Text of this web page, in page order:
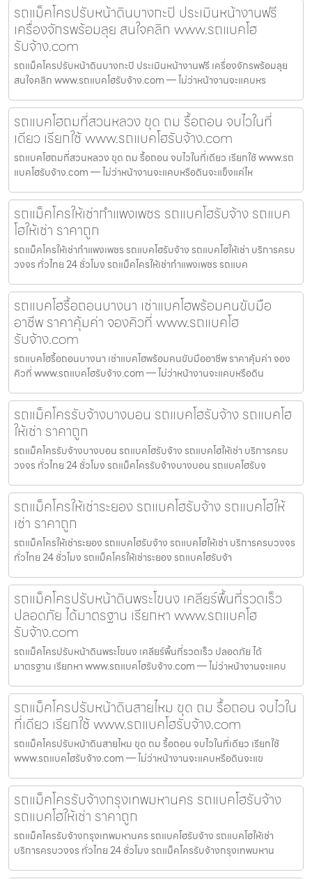
รถแม็คโครปรับหน้าดินบางกะปิ ประเมินหน้างานฟรี
เครื่องจักรพร้อมลุย สนใจคลิก www.รถแบคโฮ
รับจ้าง.com
รถแม็คโครปรับหน้าดินบางกะปิ ประเมินหน้างานฟรี เครื่องจักรพร้อมลุย
สนใจคลิก www.รถแบคโฮรับจ้าง.com — ไม่ว่าหน้างานจะแคบหร
รถแบคโฮถมที่สวนหลวง ขุด ถม รื้อถอน จบไวในที่
เดียว เรียกใช้ www.รถแบคโฮรับจ้าง.com
รถแบคโฮถมที่สวนหลวง ขุด ถม รื้อถอน จบไวในที่เดียว เรียกใช้ www.รถ
แบคโฮรับจ้าง.com — ไม่ว่าหน้างานจะแคบหรือดินจะแข็งแค่ไห
รถแม็คโครให้เช่ากำแพงเพชร รถแบคโฮรับจ้าง รถแบค
โฮให้เช่า ราคาถูก
รถแม็คโครให้เช่ากำแพงเพชร รถแบคโฮรับจ้าง รถแบคโฮให้เช่า บริการครบ
วงจร ทั่วไทย 24 ชั่วโมง รถแม็คโครให้เช่ากำแพงเพชร รถแบค
รถแบคโฮรื้อถอนบางนา เช่าแบคโฮพร้อมคนขับมือ
อาชีพ ราคาคุ้มค่า จองคิวที่ www.รถแบคโฮ
รับจ้าง.com
รถแบคโฮรื้อถอนบางนา เช่าแบคโฮพร้อมคนขับมืออาชีพ ราคาคุ้มค่า จอง
คิวที่ www.รถแบคโฮรับจ้าง.com — ไม่ว่าหน้างานจะแคบหรือดิน
รถแม็คโครรับจ้างบางบอน รถแบคโฮรับจ้าง รถแบคโฮ
ให้เช่า ราคาถูก
รถแม็คโครรับจ้างบางบอน รถแบคโฮรับจ้าง รถแบคโฮให้เช่า บริการครบ
วงจร ทั่วไทย 24 ชั่วโมง รถแม็คโครรับจ้างบางบอน รถแบคโฮรับจ
รถแม็คโครให้เช่าระยอง รถแบคโฮรับจ้าง รถแบคโฮให้
เช่า ราคาถูก
รถแม็คโครให้เช่าระยอง รถแบคโฮรับจ้าง รถแบคโฮให้เช่า บริการครบวงจร
ทั่วไทย 24 ชั่วโมง รถแม็คโครให้เช่าระยอง รถแบคโฮรับจ้า
รถแม็คโครปรับหน้าดินพระโขนง เคลียร์พื้นที่รวดเร็ว
ปลอดภัย ได้มาตรฐาน เรียกหา www.รถแบคโฮ
รับจ้าง.com
รถแม็คโครปรับหน้าดินพระโขนง เคลียร์พื้นที่รวดเร็ว ปลอดภัย ได้
มาตรฐาน เรียกหา www.รถแบคโฮรับจ้าง.com — ไม่ว่าหน้างานจะแคบ
รถแม็คโครปรับหน้าดินสายไหม ขุด ถม รื้อถอน จบไวใน
ที่เดียว เรียกใช้ www.รถแบคโฮรับจ้าง.com
รถแม็คโครปรับหน้าดินสายไหม ขุด ถม รื้อถอน จบไวในที่เดียว เรียกใช้
www.รถแบคโฮรับจ้าง.com — ไม่ว่าหน้างานจะแคบหรือดินจะแข
รถแม็คโครรับจ้างกรุงเทพมหานคร รถแบคโฮรับจ้าง
รถแบคโฮให้เช่า ราคาถูก
รถแม็คโครรับจ้างกรุงเทพมหานคร รถแบคโฮรับจ้าง รถแบคโฮให้เช่า
บริการครบวงจร ทั่วไทย 24 ชั่วโมง รถแม็คโครรับจ้างกรุงเทพมหาน